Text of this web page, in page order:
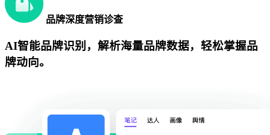
品牌深度营销诊查
AI智能品牌识别，解析海量品牌数据，轻松掌握品
牌动向。